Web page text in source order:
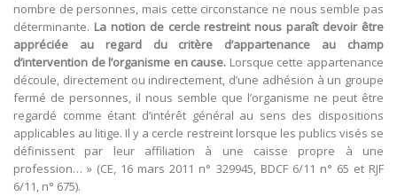
nombre de personnes, mais cette circonstance ne nous semble pas
déterminante. La notion de cercle restreint nous paraît devoir être
appréciée au regard du critère d’appartenance au champ
d’intervention de l’organisme en cause. Lorsque cette appartenance
découle, directement ou indirectement, d’une adhésion à un groupe
fermé de personnes, il nous semble que l’organisme ne peut être
regardé comme étant d’intérêt général au sens des dispositions
applicables au litige. Il y a cercle restreint lorsque les publics visés se
définissent par leur affiliation à une caisse propre à une
profession… » (CE, 16 mars 2011 n° 329945, BDCF 6/11 n° 65 et RJF
6/11, n° 675).